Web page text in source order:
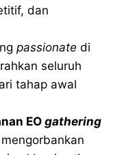
dan
passionate di
seluruh
tahap awal
EO gathering